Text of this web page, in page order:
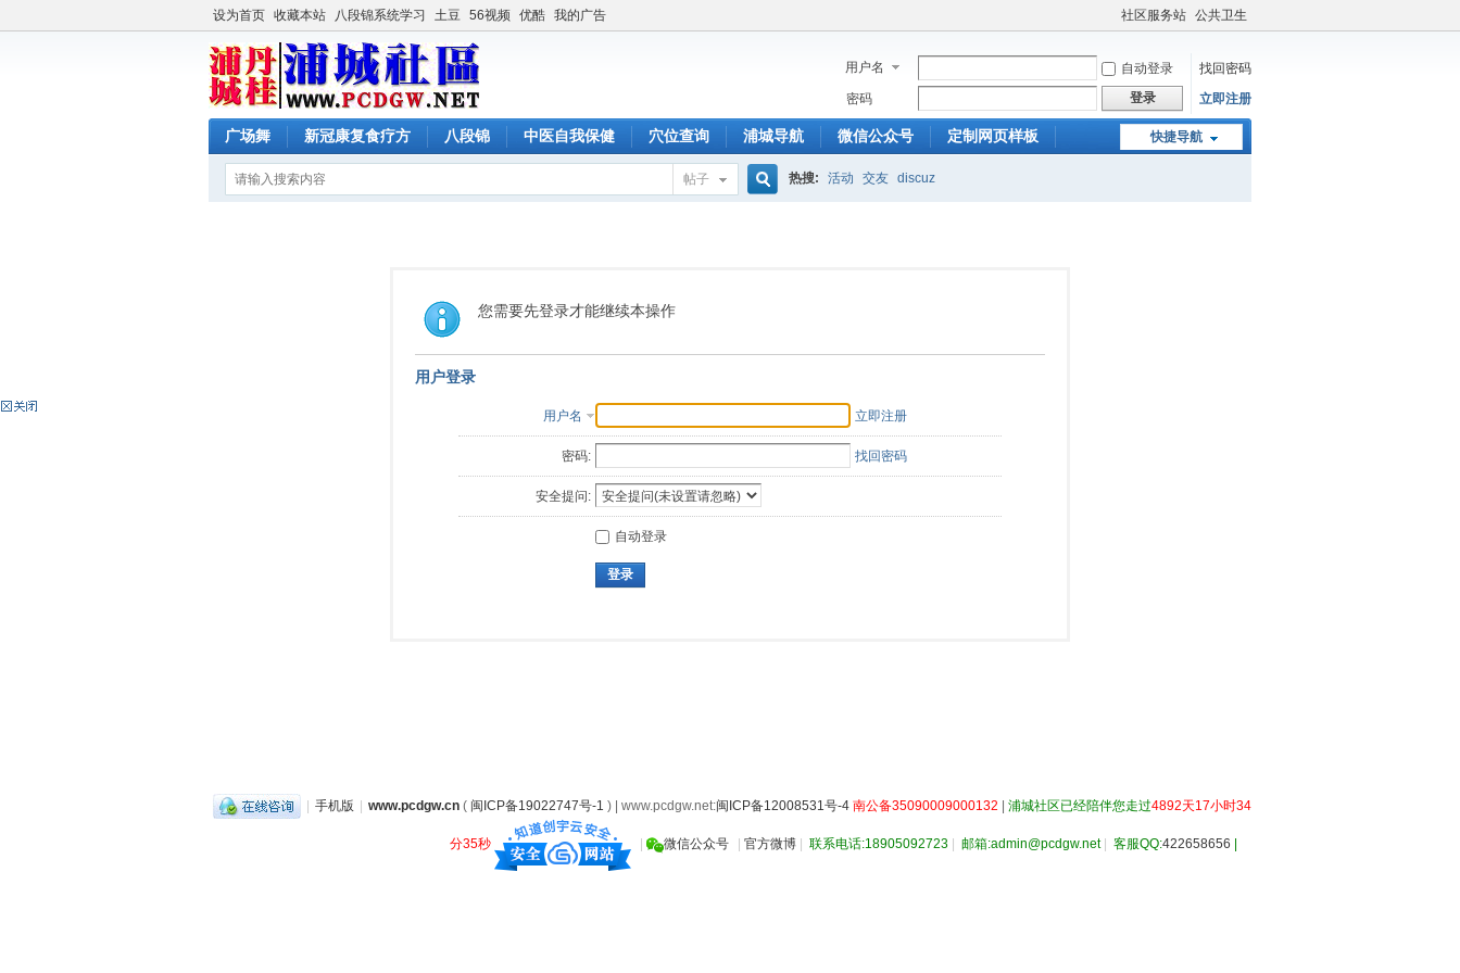
设为首页 收藏本站 八段锦系统学习 土豆 56视频 优酷 我的广告 社区服务站 公共卫生
用户名 自动登录
找回密码
密码
登录 立即注册
快捷导航
广场舞 新冠康复食疗方 八段锦 中医自我保健 穴位查询 浦城导航 微信公众号 定制网页样板
帖子 热搜: 活动 交友 discuz
您需要先登录才能继续本操作
用户登录
用户名 立即注册
密码: 找回密码
安全提问:
自动登录
登录
| 手机版 | www.pcdgw.cn ( 闽ICP备19022747号-1 ) | www.pcdgw.net:闽ICP备12008531号-4 南公备35090009000132 | 浦城社区已经陪伴您走过4892天17小时34
分35秒 微信公众号 官方微博 联系电话:18905092723 邮箱:admin@pcdgw.net| 客服QQ:422658656